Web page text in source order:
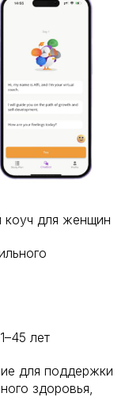
коуч для женщин
лет
для поддержки
здоровья,